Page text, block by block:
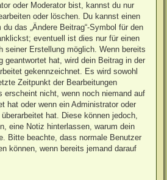
oder Moderator bist, kannst du nur
oder löschen. Du kannst einen
das „Ändere Beitrag“-Symbol für den
eventuell ist dies nur für einen
seiner Erstellung möglich. Wenn bereits
geantwortet hat, wird dein Beitrag in der
gekennzeichnet. Es wird sowohl
Zeitpunkt der Bearbeitungen
erscheint nicht, wenn noch niemand auf
hat oder wenn ein Administrator oder
hat. Diese können jedoch,
eine Notiz hinterlassen, warum dein
Bitte beachte, dass normale Benutzer
können, wenn bereits jemand darauf